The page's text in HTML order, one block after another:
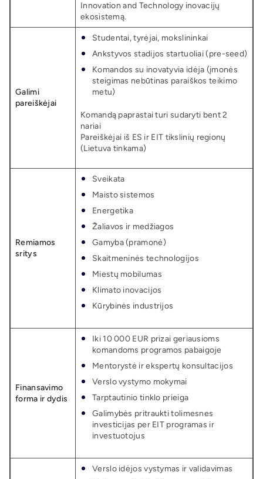
Innovation and Technology inovacijų
ekosistemą.
Galimi
pareiškėjai
Studentai, tyrėjai, mokslininkai
Ankstyvos stadijos startuoliai (pre-seed)
Komandos su inovatyvia idėja (įmonės
steigimas nebūtinas paraiškos teikimo
metu)
Komandą paprastai turi sudaryti bent 2
nariai
Pareiškėjai iš ES ir EIT tikslinių regionų
(Lietuva tinkama)
Remiamos
sritys
Sveikata
Maisto sistemos
Energetika
Žaliavos ir medžiagos
Gamyba (pramonė)
Skaitmeninės technologijos
Miestų mobilumas
Klimato inovacijos
Kūrybinės industrijos
Finansavimo
forma ir dydis
Iki 10 000 EUR prizai geriausioms
komandoms programos pabaigoje
Mentorystė ir ekspertų konsultacijos
Verslo vystymo mokymai
Tarptautinio tinklo prieiga
Galimybės pritraukti tolimesnes
investicijas per EIT programas ir
investuotojus
Verslo idėjos vystymas ir validavimas